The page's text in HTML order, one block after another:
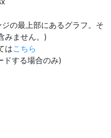
の最上部にあるグラフ。そ
みません。)
はこちら
する場合のみ)